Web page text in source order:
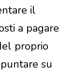
il
a pagare
proprio
su